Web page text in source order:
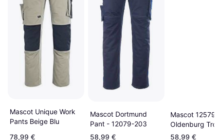
Mascot Unique Work
Pants Beige Blu
78,99 €
Mascot Dortmund
Pant - 12079-203
58,99 €
Mascot
Oldenburg
58,99 €